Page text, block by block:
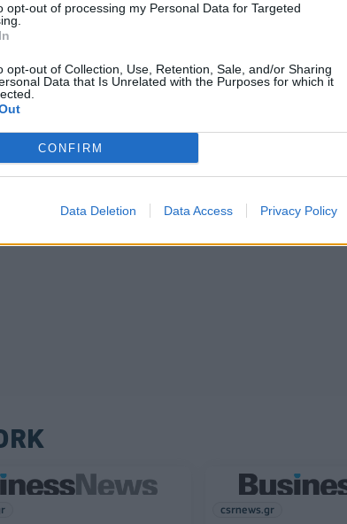
opt-out of processing my Personal Data for Targeted
opt-out of Collection, Use, Retention, Sale, and/or Sharing
Data that Is Unrelated with the Purposes for which it
CONFIRM
Data Deletion Data Access Privacy Policy
csrnews.gr